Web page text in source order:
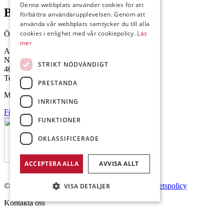
Brålanda
Öppettider: 07:00-16:00
Andrésen Maskin i Brålanda AB
Nuntorp 301
464 64 Brålanda
Telefon: 0521-57 57 30
Mejl: Se flik längst ner till höger.
Följ oss på Facebook
© Copyright 2026 Andrésen Maskin AB.
Integritetspolicy
Kontakta oss
Denna webbplats använder cookies för att
förbättra användarupplevelsen. Genom att
använda vår webbplats samtycker du till alla
cookies i enlighet med vår cookiepolicy. Läs
mer
STRIKT NÖDVÄNDIGT
PRESTANDA
INRIKTNING
FUNKTIONER
OKLASSIFICERADE
ACCEPTERA ALLA AVVISA ALLT
VISA DETALJER